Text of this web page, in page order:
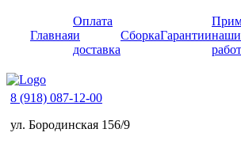
Главная
Оплата
и
доставка
СборкаГарантии
работ
8 (918) 087-12-00
ул. Бородинская 156/9